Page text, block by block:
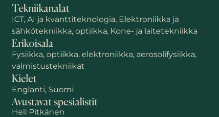
Tekniikanalat
ICT, AI ja kvanttiteknologia, Elektroniikka ja
sähkötekniikka, optiikka, Kone- ja laitetekniikka
Erikoisala
Fysiikka, optiikka, elektroniikka, aerosolifysiikka,
valmistustekniikat
Kielet
Englanti, Suomi
Avustavat spesialistit
Heli Pitkänen
Etunimi